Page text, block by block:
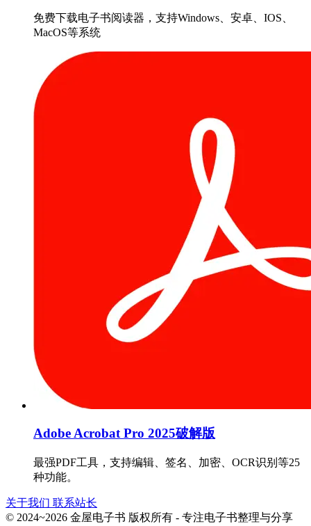
免费下载电子书阅读器，支持Windows、安卓、IOS、
MacOS等系统
Adobe Acrobat Pro 2025破解版
最强PDF工具，支持编辑、签名、加密、OCR识别等25
种功能。
关于我们 联系站长
© 2024~2026 金屋电子书 版权所有 - 专注电子书整理与分享